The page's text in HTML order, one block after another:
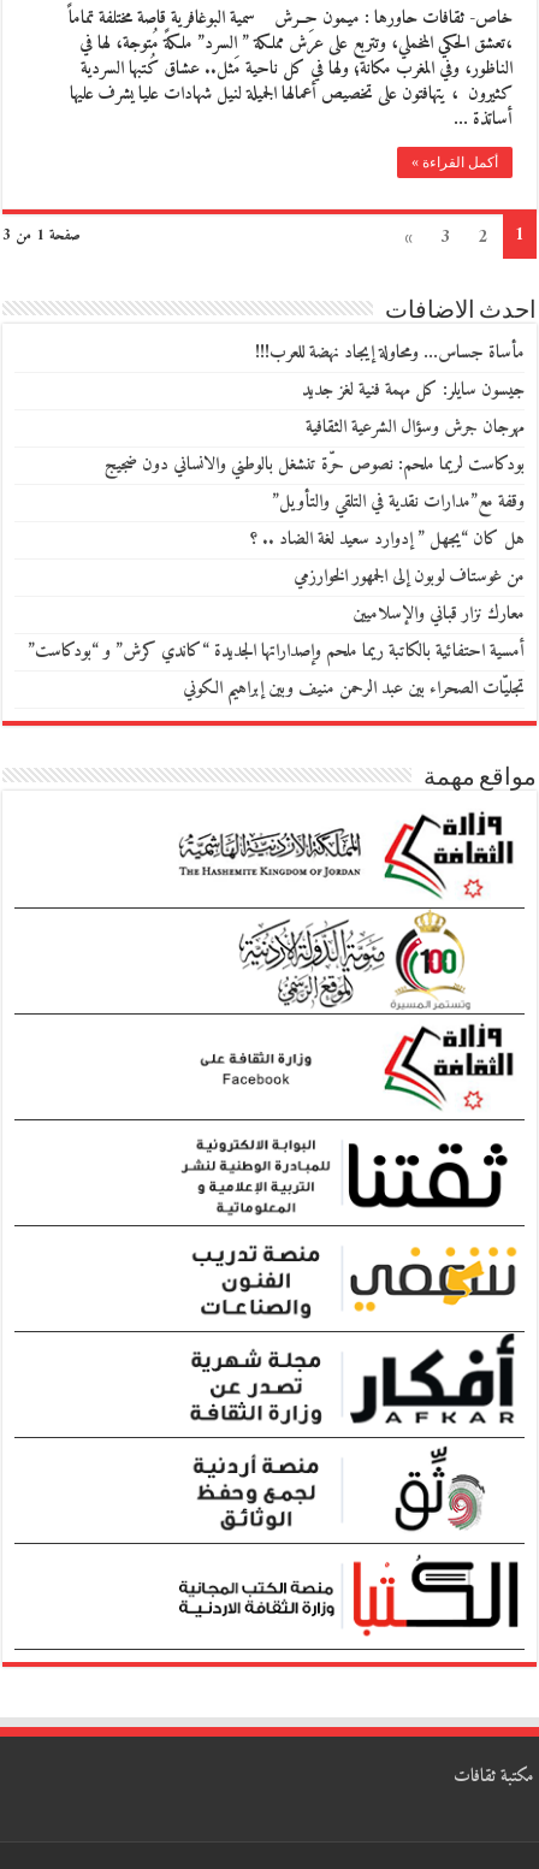
خاص- ثقافات حاورها : ميمون حِــرش سمية البوغافرية قاصة مختلفة تماماً
،تعشق الحكي المخملي، وتتربع على عرش مملكة ” السرد” ملكةً مُتوجة، لها في
الناظور، وفي المغرب مكانة؛ ولها في كل ناحية مَثل.. عشاق كُتبها السردية
كثيرون ، يتهافتون على تخصيص أعمالها الجميلة لنيل شهادات عليا يشرف عليها
أساتذة …
أكمل القراءة »
صفحة 1 من 3 1
2
3
»
احدث الاضافات
مأساة جساس… ومحاولة إيجاد نهضة للعرب!!!
جيسون سايلر: كل مهمة فنية لغز جديد
مهرجان جرش وسؤال الشرعية الثقافية
بودكاست لريما ملحم: نصوص حرّة تنشغل بالوطني والانساني دون ضجيج
وقفة مع”مدارات نقدية في التلقي والتأويل”
هل كان “يجهل ” إدوارد سعيد لغة الضاد .. ؟
من غوستاف لوبون إلى الجمهور الخوارزمي
معارك نزار قباني والإسلاميين
أمسية احتفائية بالكاتبة ريما ملحم وإصداراتها الجديدة “كاندي كرش” و “بودكاست”
تجليّات الصحراء بين عبد الرحمن منيف وبين إبراهيم الكوني
مواقع مهمة
مكتبة ثقافات